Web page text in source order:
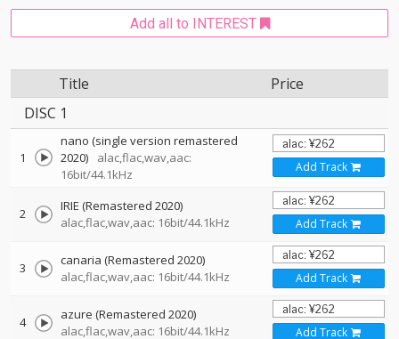
Add all to INTEREST
Title
Price
DISC 1
1
nano (single version remastered
2020)
alac,flac,wav,aac:
16bit/44.1kHz
Add Track
2
IRIE (Remastered 2020)
alac,flac,wav,aac: 16bit/44.1kHz
Add Track
3
canaria (Remastered 2020)
alac,flac,wav,aac: 16bit/44.1kHz
Add Track
4
azure (Remastered 2020)
alac,flac,wav,aac: 16bit/44.1kHz
Add Track